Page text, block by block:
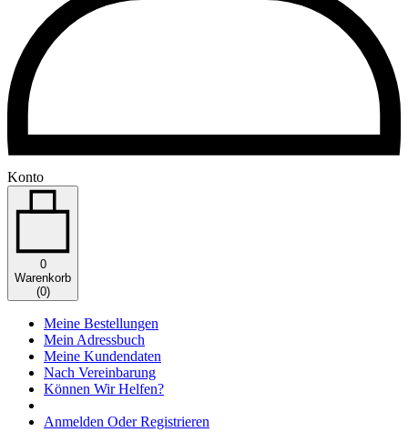
Konto
0
Warenkorb
(0)
Meine Bestellungen
Mein Adressbuch
Meine Kundendaten
Nach Vereinbarung
Können Wir Helfen?
Anmelden Oder Registrieren